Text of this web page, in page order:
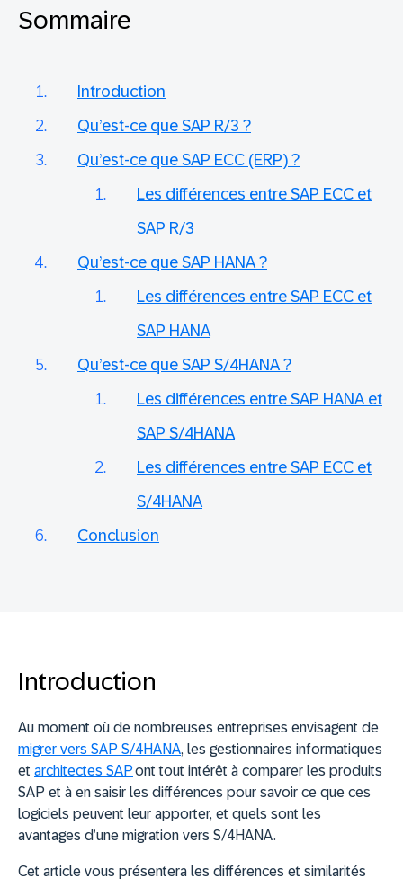
Sommaire
Introduction
Qu’est-ce que SAP R/3 ?
Qu’est-ce que SAP ECC (ERP) ?
Les différences entre SAP ECC et
SAP R/3
Qu’est-ce que SAP HANA ?
Les différences entre SAP ECC et
SAP HANA
Qu’est-ce que SAP S/4HANA ?
Les différences entre SAP HANA et
SAP S/4HANA
Les différences entre SAP ECC et
S/4HANA
Conclusion
Introduction
Au moment où de nombreuses entreprises envisagent de
migrer vers SAP S/4HANA, les gestionnaires informatiques
et architectes SAPont tout intérêt à comparer les produits
SAP et à en saisir les différences pour savoir ce que ces
logiciels peuvent leur apporter, et quels sont les
avantages d’une migration vers S/4HANA.
Cet article vous présentera les différences et similarités